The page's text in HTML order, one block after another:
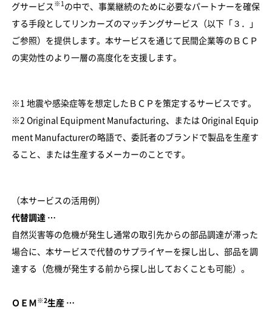
グサービス ※1 の中で、事業継続のために必要なパートナーを確保
する手段としてリンカーズのマッチングサービス（以下「３．」
ご参照）を提供します。本サービスを通じて民間企業等のＢＣＰ
の実効性のより一層の高度化を支援します。
※1 地震や感染症等を想定したＢＣＰを策定するサービスです。
※2 Original Equipment Manufacturing、または Original Equip
ment Manufacturerの略語で、委託者のブランドで製品を生産す
ること、または生産するメーカーのことです。
（本サービスの活用例）
代替調達 …
自然災害等の危機が発生し通常の取引先からの部品調達が滞った
場合に、本サービスで代替のサプライヤーを探し出し、部品を調
達する（危機が発生する前から探し出しておくことも可能）。
ＯＥＭ ※2生産 …